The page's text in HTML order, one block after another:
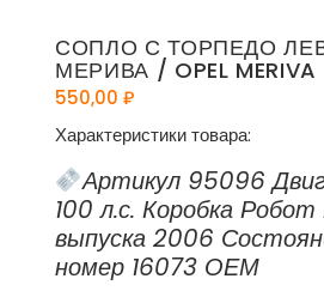
СОПЛО С ТОРПЕДО
МЕРИВА / OPEL MERIVA
550,00 ₽
Характеристики товара:
Артикул 95096
100 л.с. Коробка
выпуска 2006
номер 16073 ОЕМ